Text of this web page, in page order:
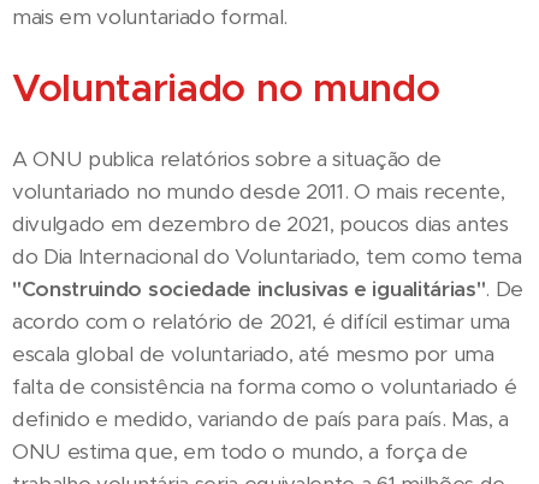
mais em voluntariado formal.
Voluntariado no mundo
A ONU publica relatórios sobre a situação de
voluntariado no mundo desde 2011. O mais recente,
divulgado em dezembro de 2021, poucos dias antes
do Dia Internacional do Voluntariado, tem como tema
"Construindo sociedade inclusivas e igualitárias". De
acordo com o relatório de 2021, é difícil estimar uma
escala global de voluntariado, até mesmo por uma
falta de consistência na forma como o voluntariado é
definido e medido, variando de país para país. Mas, a
ONU estima que, em todo o mundo, a força de